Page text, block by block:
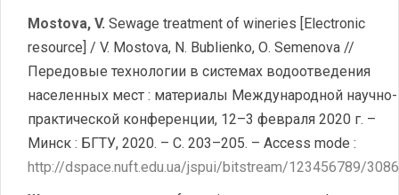
Mostova, V. Sewage treatment of wineries [Electronic
resource] / V. Mostova, N. Bublienko, О. Semenova //
Передовые технологии в системах водоотведения
населенных мест : материалы Международной научно-
практической конференции, 12–3 февраля 2020 г. –
Минск : БГТУ, 2020. – С. 203–205. – Access mode :
http://dspace.nuft.edu.ua/jspui/bitstream/123456789/